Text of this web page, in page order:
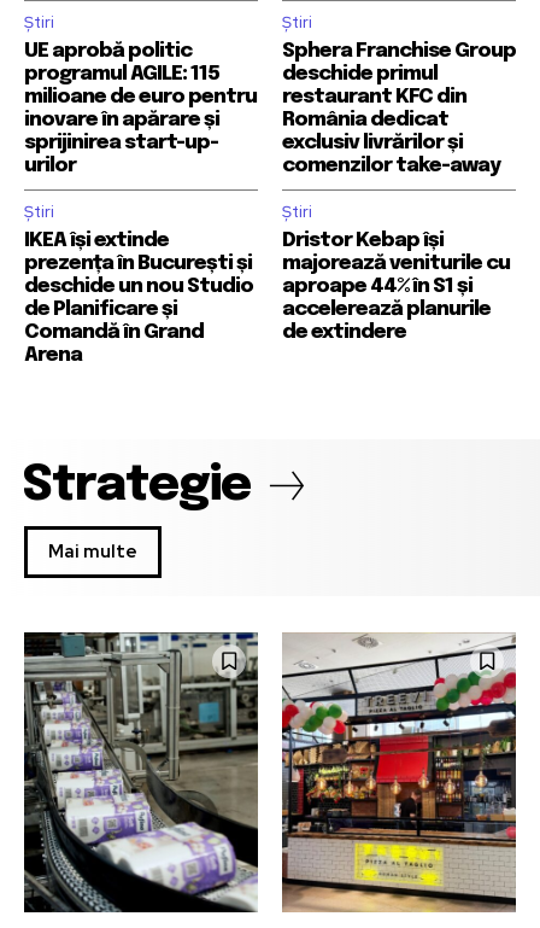
Știri
UE aprobă politic
programul AGILE: 115
milioane de euro pentru
inovare în apărare și
sprijinirea start-up-
urilor
Știri
Sphera Franchise Group
deschide primul
restaurant KFC din
România dedicat
exclusiv livrărilor și
comenzilor take-away
Știri
IKEA își extinde
prezența în București și
deschide un nou Studio
de Planificare și
Comandă în Grand
Arena
Știri
Dristor Kebap își
majorează veniturile cu
aproape 44% în S1 și
accelerează planurile
de extindere
Strategie
Mai multe